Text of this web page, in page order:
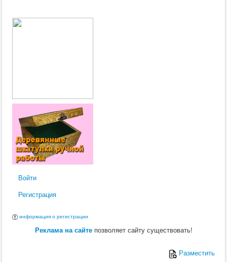
Войти
Регистрация
информация о регистрации
Реклама на сайтепозволяет сайту существовать!
Разместить